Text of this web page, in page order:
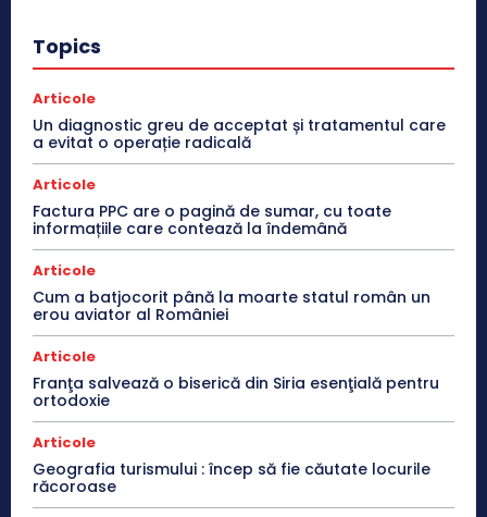
Topics
Articole
Un diagnostic greu de acceptat și tratamentul care
a evitat o operație radicală
Articole
Factura PPC are o pagină de sumar, cu toate
informațiile care contează la îndemână
Articole
Cum a batjocorit până la moarte statul român un
erou aviator al României
Articole
Franţa salvează o biserică din Siria esenţială pentru
ortodoxie
Articole
Geografia turismului : încep să fie căutate locurile
răcoroase